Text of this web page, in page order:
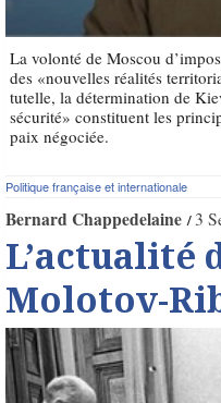
La volonté de Moscou
des «nouvelles réalités
tutelle, la détermination de
sécurité» constituent les
paix négociée.
Politique française et internationale
Bernard Chappedelaine 3
L’actualité
Molotov-